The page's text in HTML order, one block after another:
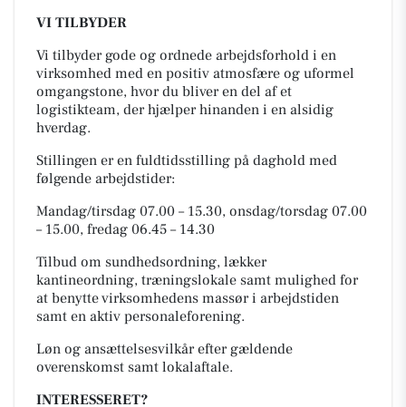
VI TILBYDER
Vi tilbyder gode og ordnede arbejdsforhold i en
virksomhed med en positiv atmosfære og uformel
omgangstone, hvor du bliver en del af et
logistikteam, der hjælper hinanden i en alsidig
hverdag.
Stillingen er en fuldtidsstilling på daghold med
følgende arbejdstider:
Mandag/tirsdag 07.00 – 15.30, onsdag/torsdag 07.00
– 15.00, fredag 06.45 – 14.30
Tilbud om sundhedsordning, lækker
kantineordning, træningslokale samt mulighed for
at benytte virksomhedens massør i arbejdstiden
samt en aktiv personaleforening.
Løn og ansættelsesvilkår efter gældende
overenskomst samt lokalaftale.
INTERESSERET?